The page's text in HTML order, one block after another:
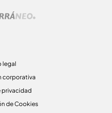
legal
corporativa
privacidad
de Cookies